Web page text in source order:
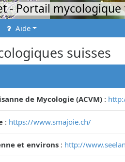
- Portail mycologique
Aide
suisses
de Mycologie (ACVM) :
: https://www.smajoie.ch/
et environs : http://